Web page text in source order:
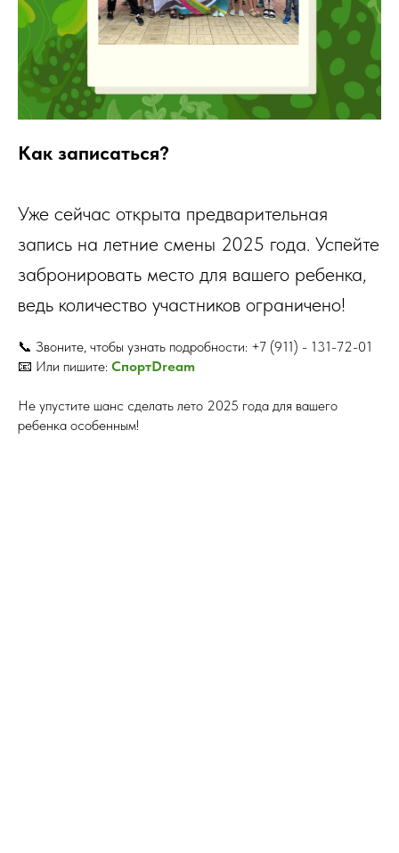
Как записаться?
Уже сейчас открыта предварительная
запись на летние смены 2025 года. Успейте
забронировать место для вашего ребенка,
ведь количество участников ограничено!
📞 Звоните, чтобы узнать подробности: +7 (911) - 131-72-01
📧 Или пишите: СпортDream
Не упустите шанс сделать лето 2025 года для вашего
ребенка особенным!